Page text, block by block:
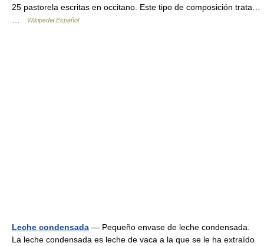
25 pastorela escritas en occitano. Este tipo de composición trata…
Wikipedia Español
Leche condensada — Pequeño envase de leche condensada.
La leche condensada es leche de vaca a la que se le ha extraído